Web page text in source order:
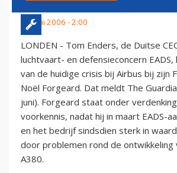
19 juni 2006 - 2:00
LONDEN - Tom Enders, de Duitse
luchtvaart- en defensieconcern
van de huidige crisis bij Airbus bij zijn
Noël Forgeard. Dat meldt The
juni). Forgeard staat onder
voorkennis, nadat hij in maart EADS-
en het bedrijf sindsdien sterk in
door problemen rond de ontwikkeling
A380.